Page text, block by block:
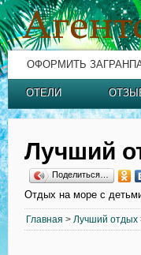
ОФОРМИТЬ
ОТЕЛИ
Лучший
Поделиться…
Отдых на море с
Главная > Лучший отдых